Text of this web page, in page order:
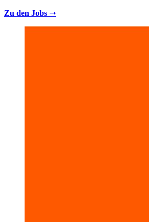
Zu den Jobs ➝